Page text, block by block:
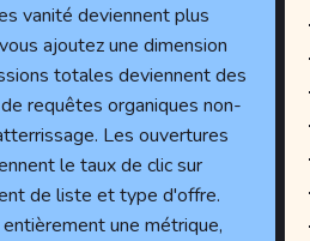
vanité deviennent plus
ajoutez une dimension
totales deviennent des
requêtes organiques non-
Les ouvertures
le taux de clic sur
de liste et type d'offre.
une métrique,